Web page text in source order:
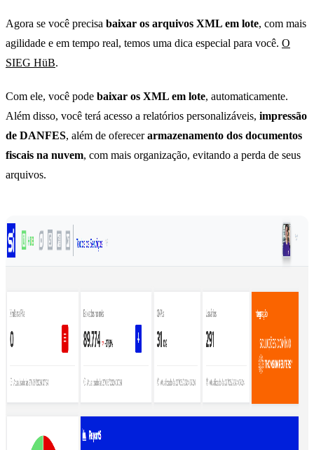
Agora se você precisa baixar os arquivos XML em lote, com mais
agilidade e em tempo real, temos uma dica especial para você. O
SIEG HüB.
Com ele, você pode baixar os XML em lote, automaticamente.
Além disso, você terá acesso a relatórios personalizáveis, impressão
de DANFES, além de oferecerarmazenamento dos documentos
fiscais na nuvem, com mais organização, evitando a perda de seus
arquivos.